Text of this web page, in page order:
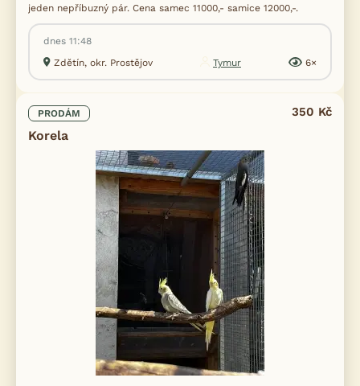
jeden nepříbuzný pár. Cena samec 11000,- samice 12000,-.
dnes 11:48
Zdětín, okr. Prostějov
Tymur 6×
PRODÁM
Korela
350 Kč